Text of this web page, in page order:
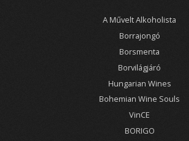
A Művelt Alkoholista
Borrajongó
Borsmenta
Borvilágjáró
Hungarian Wines
Bohemian Wine Souls
VinCE
BORIGO